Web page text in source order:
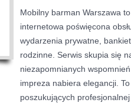
Mobilny barman Warszawa
internetowa poświęcona
wydarzenia prywatne,
rodzinne. Serwis skupia się
niezapomnianych
impreza nabiera elegancji.
poszukujących